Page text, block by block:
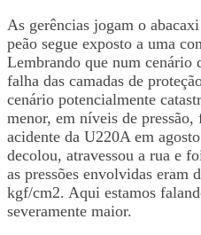
As gerências jogam o
peão segue exposto a uma
Lembrando que num cenário
falha das camadas de
cenário potencialmente
menor, em níveis de
acidente da U220A em
decolou, atravessou a rua e
as pressões envolvidas eram
kgf/cm2. Aqui estamos
severamente maior.